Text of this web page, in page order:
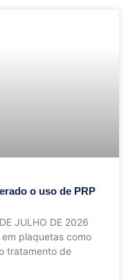
o uso de PRP
JULHO DE 2026
plaquetas como
tratamento de